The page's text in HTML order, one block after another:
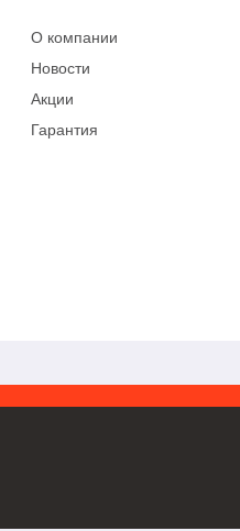
О компании
Новости
Акции
Гарантия